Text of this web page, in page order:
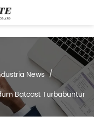
News /
Batcast Turbabuntur